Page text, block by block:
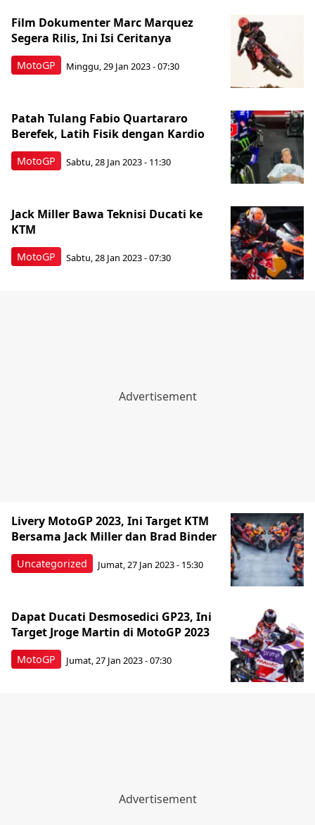
MotoGP
Film Dokumenter Marc Marquez
Segera Rilis, Ini Isi Ceritanya
Minggu, 29 Jan 2023 - 07:30
MotoGP
Patah Tulang Fabio Quartararo
Berefek, Latih Fisik dengan Kardio
Sabtu, 28 Jan 2023 - 11:30
MotoGP
Jack Miller Bawa Teknisi Ducati ke
KTM
Sabtu, 28 Jan 2023 - 07:30
Uncategorized
Livery MotoGP 2023, Ini Target KTM
Bersama Jack Miller dan Brad Binder
Jumat, 27 Jan 2023 - 15:30
MotoGP
Dapat Ducati Desmosedici GP23, Ini
Target Jroge Martin di MotoGP 2023
Jumat, 27 Jan 2023 - 07:30